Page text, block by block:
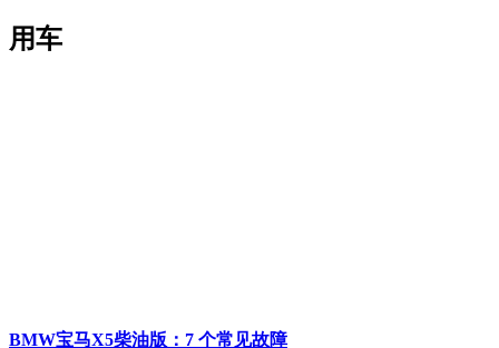
用车
BMW宝马X5柴油版：7 个常见故障